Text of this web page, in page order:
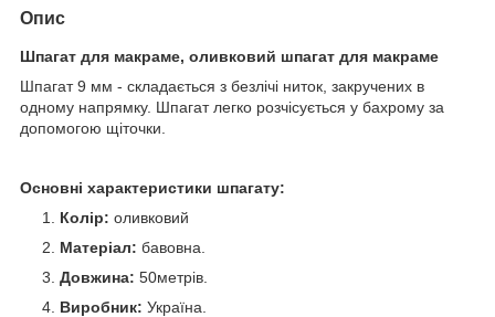
Опис
Шпагат для макраме, оливковий шпагат для макраме
Шпагат 9 мм - складається з безлічі ниток, закручених в
одному напрямку. Шпагат легко розчісується у бахрому за
допомогою щіточки.
Основні характеристики шпагату:
Колір: оливковий
Матеріал: бавовна.
Довжина: 50метрів.
Виробник: Україна.